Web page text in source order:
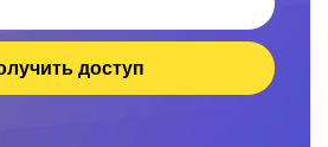
доступ